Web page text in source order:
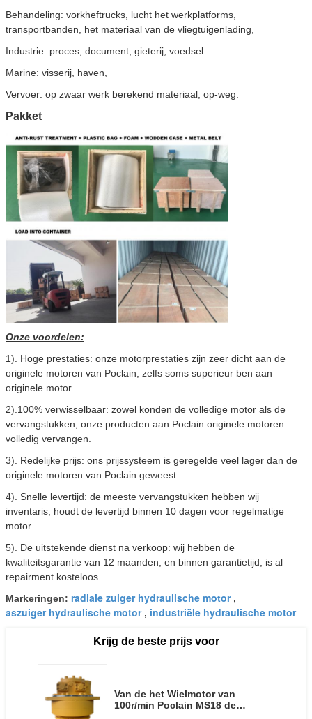
Behandeling: vorkheftrucks, lucht het werkplatforms,
transportbanden, het materiaal van de vliegtuigenlading,
Industrie: proces, document, gieterij, voedsel.
Marine: visserij, haven,
Vervoer: op zwaar werk berekend materiaal, op-weg.
Pakket
Onze voordelen:
1). Hoge prestaties: onze motorprestaties zijn zeer dicht aan de
originele motoren van Poclain, zelfs soms superieur ben aan
originele motor.
2).100% verwisselbaar: zowel konden de volledige motor als de
vervangstukken, onze producten aan Poclain originele motoren
volledig vervangen.
3). Redelijke prijs: ons prijssysteem is geregelde veel lager dan de
originele motoren van Poclain geweest.
4). Snelle levertijd: de meeste vervangstukken hebben wij
inventaris, houdt de levertijd binnen 10 dagen voor regelmatige
motor.
5). De uitstekende dienst na verkoop: wij hebben de
kwaliteitsgarantie van 12 maanden, en binnen garantietijd, is al
repairment kosteloos.
Markeringen: radiale zuiger hydraulische motor,
aszuiger hydraulische motor, industriële hydraulische motor
Krijg de beste prijs voor
Van de het Wielmotor van
100r/min Poclain MS18 de